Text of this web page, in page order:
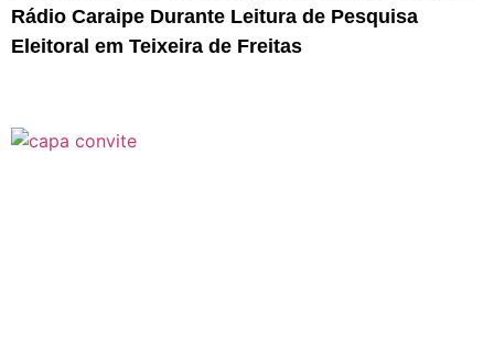
Rádio Caraipe Durante Leitura de Pesquisa
Eleitoral em Teixeira de Freitas